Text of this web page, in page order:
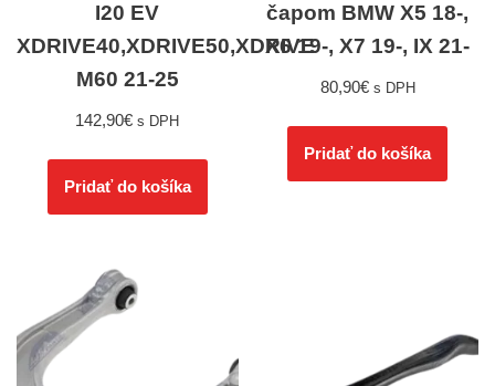
I20 EV
XDRIVE40,XDRIVE50,XDRIVE
M60 21-25
142,90€ s DPH
Pridať do košíka
čapom BMW X5 18-,
X6 19-, X7 19-, IX 21-
80,90€ s DPH
Pridať do košíka